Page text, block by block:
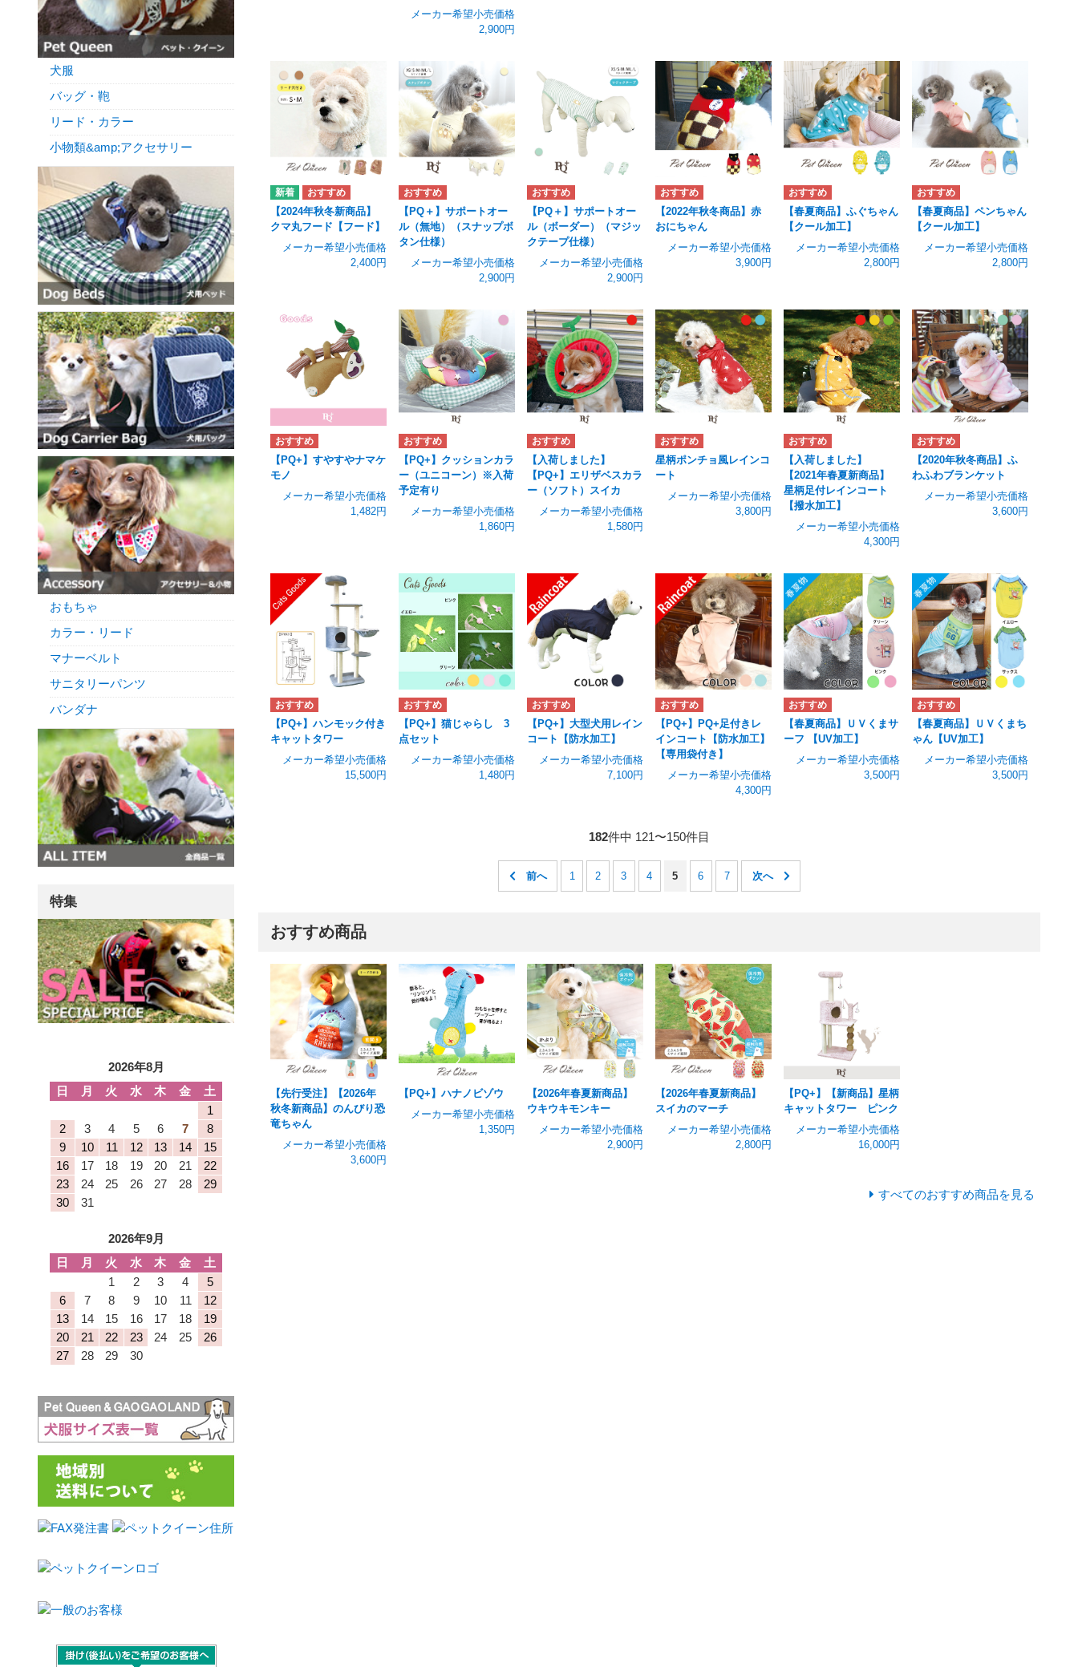
メーカー希望小売価格
2,900円
【2024年秋冬新商品】
クマ丸フード【フード】
メーカー希望小売価格
2,400円
【PQ＋】サポートオー
ル（無地）（スナップボ
タン仕様）
メーカー希望小売価格
2,900円
【PQ＋】サポートオー
ル（ボーダー）（マジッ
クテープ仕様）
メーカー希望小売価格
2,900円
【2022年秋冬商品】赤
おにちゃん
メーカー希望小売価格
3,900円
【春夏商品】ふぐちゃん
【クール加工】
メーカー希望小売価格
2,800円
【春夏商品】ペンちゃん
【クール加工】
メーカー希望小売価格
2,800円
【PQ+】すやすやナマケ
モノ
メーカー希望小売価格
1,482円
【PQ+】クッションカラ
ー（ユニコーン）※入荷
予定有り
メーカー希望小売価格
1,860円
【入荷しました】
【PQ+】エリザベスカラ
ー（ソフト）スイカ
メーカー希望小売価格
1,580円
星柄ポンチョ風レインコ
ート
メーカー希望小売価格
3,800円
【入荷しました】
【2021年春夏新商品】
星柄足付レインコート
【撥水加工】
メーカー希望小売価格
4,300円
【2020年秋冬商品】ふ
わふわブランケット
メーカー希望小売価格
3,600円
【PQ+】ハンモック付き
キャットタワー
メーカー希望小売価格
15,500円
【PQ+】猫じゃらし 3
点セット
メーカー希望小売価格
1,480円
【PQ+】大型犬用レイン
コート【防水加工】
メーカー希望小売価格
7,100円
【PQ+】PQ+足付きレ
インコート【防水加工】
【専用袋付き】
メーカー希望小売価格
4,300円
【春夏商品】ＵＶくまサ
ーフ 【UV加工】
メーカー希望小売価格
3,500円
【春夏商品】ＵＶくまち
ゃん【UV加工】
メーカー希望小売価格
3,500円
182件中 121〜150件目
1 2 3 4 5 6 7
おすすめ商品
【先行受注】【2026年
秋冬新商品】のんびり恐
竜ちゃん
メーカー希望小売価格
3,600円
【PQ+】ハナノビゾウ
メーカー希望小売価格
1,350円
【2026年春夏新商品】
ウキウキモンキー
メーカー希望小売価格
2,900円
【2026年春夏新商品】
スイカのマーチ
メーカー希望小売価格
2,800円
【PQ+】【新商品】星柄
キャットタワー ピンク
メーカー希望小売価格
16,000円
すべてのおすすめ商品を見る
犬服
バッグ・鞄
リード・カラー
小物類&amp;アクセサリー
おもちゃ
カラー・リード
マナーベルト
サニタリーパンツ
バンダナ
特集
2026年8月
日
月 火 水 木 金
土
1
2
3 4 5 6 7
8
9
10 11 12 13 14
15
16
17 18 19 20 21
22
23
24 25 26 27 28
29
30
31
2026年9月
日
月 火 水 木 金
土
1
2 3 4
5
6
7 8 9 10 11
12
13
14 15 16 17 18
19
20
21 22 23 24 25
26
27
28 29 30